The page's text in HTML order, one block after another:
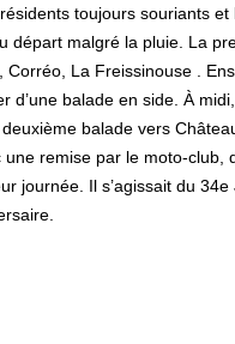
toujours souriants
départ malgré la pluie. La
La Freissinouse .
balade en side. À
balade vers
remise par le moto-club,
Il s’agissait du 34e